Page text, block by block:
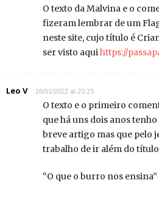
O texto da Malvina e o
fizeram lembrar de um
neste site, cujo título é
ser visto aquihttps://
Leo V 16/01/2022 at 23:23
O texto e o primeiro
que há uns dois anos
breve artigo mas que pelo
trabalho de ir além do
“O que o burro nos ensina”